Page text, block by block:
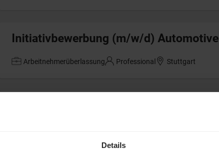
Details
Initiativbewerbung (m/w/d) Automotive
Arbeitnehmerüberlassung Professional Stuttgart